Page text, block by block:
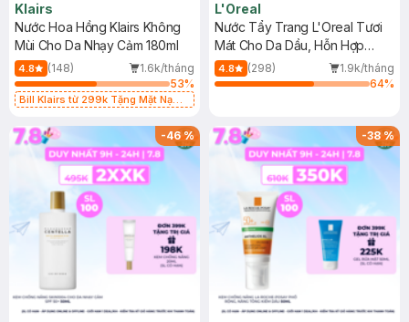
Klairs
Nước Hoa Hồng Klairs Không
Mùi Cho Da Nhạy Cảm 180ml
4.8 (148)
1.6k/tháng
53%
Bill Klairs từ 299k Tặng Mặt Nạ
25ml (SL Có Hạn)
L'Oreal
Nước Tẩy Trang L'Oreal Tươi
Mát Cho Da Dầu, Hỗn Hợp
400ml
4.8 (298)
1.9k/tháng
64%
-46% -38%